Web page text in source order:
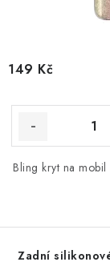
149 Kč
Bling kryt na
Zadní